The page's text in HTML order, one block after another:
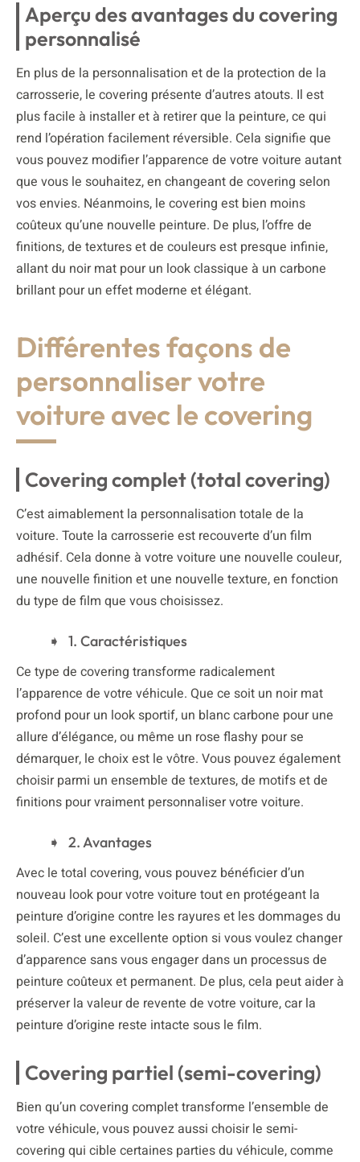
Aperçu des avantages du covering
personnalisé
En plus de la personnalisation et de la protection de la
carrosserie, le covering présente d’autres atouts. Il est
plus facile à installer et à retirer que la peinture, ce qui
rend l’opération facilement réversible. Cela signifie que
vous pouvez modifier l’apparence de votre voiture autant
que vous le souhaitez, en changeant de covering selon
vos envies. Néanmoins, le covering est bien moins
coûteux qu’une nouvelle peinture. De plus, l’offre de
finitions, de textures et de couleurs est presque infinie,
allant du noir mat pour un look classique à un carbone
brillant pour un effet moderne et élégant.
Différentes façons de
personnaliser votre
voiture avec le covering
Covering complet (total covering)
C’est aimablement la personnalisation totale de la
voiture. Toute la carrosserie est recouverte d’un film
adhésif. Cela donne à votre voiture une nouvelle couleur,
une nouvelle finition et une nouvelle texture, en fonction
du type de film que vous choisissez.
1. Caractéristiques
Ce type de covering transforme radicalement
l’apparence de votre véhicule. Que ce soit un noir mat
profond pour un look sportif, un blanc carbone pour une
allure d’élégance, ou même un rose flashy pour se
démarquer, le choix est le vôtre. Vous pouvez également
choisir parmi un ensemble de textures, de motifs et de
finitions pour vraiment personnaliser votre voiture.
2. Avantages
Avec le total covering, vous pouvez bénéficier d’un
nouveau look pour votre voiture tout en protégeant la
peinture d’origine contre les rayures et les dommages du
soleil. C’est une excellente option si vous voulez changer
d’apparence sans vous engager dans un processus de
peinture coûteux et permanent. De plus, cela peut aider à
préserver la valeur de revente de votre voiture, car la
peinture d’origine reste intacte sous le film.
Covering partiel (semi-covering)
Bien qu’un covering complet transforme l’ensemble de
votre véhicule, vous pouvez aussi choisir le semi-
covering qui cible certaines parties du véhicule, comme